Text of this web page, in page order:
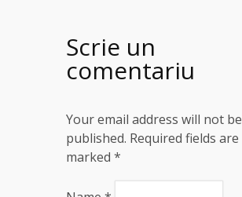
Scrie un
comentariu
Your email address will not be
published. Required fields are
marked *